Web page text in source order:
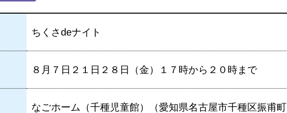
ちくさdeナイト
８月７日２１日２８日（金）１７時から２０時まで
なごホーム（千種児童館）（愛知県名古屋市千種区振甫